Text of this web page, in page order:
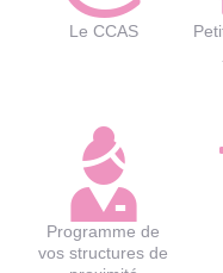
Le CCAS
Petite enfance et
Programme de
vos structures de